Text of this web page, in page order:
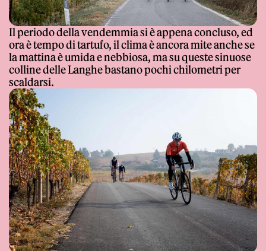
Il periodo della vendemmia si è appena concluso, ed
ora è tempo di tartufo, il clima è ancora mite anche se
la mattina è umida e nebbiosa, ma su queste sinuose
colline delle Langhe bastano pochi chilometri per
scaldarsi.